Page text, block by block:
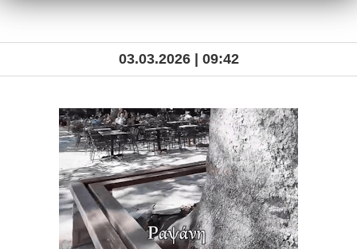
03.03.2026 | 09:42